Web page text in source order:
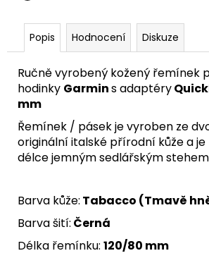
Popis Hodnocení Diskuze
Ručně vyrobený kožený řemínek
hodinky Garmins adaptéry
mm
Řemínek / pásek je vyroben ze
originální italské přírodní kůžea
délce jemným sedlářským
Barva kůže: Tabacco (Tmavě
Barva šití: Černá
Délka řemínku: 120/80 mm